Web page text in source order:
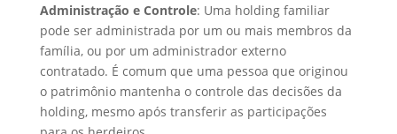
Administração e Controle: Uma holding familiar
pode ser administrada por um ou mais membros da
família, ou por um administrador externo
contratado. É comum que uma pessoa que originou
o patrimônio mantenha o controle das decisões da
holding, mesmo após transferir as participações